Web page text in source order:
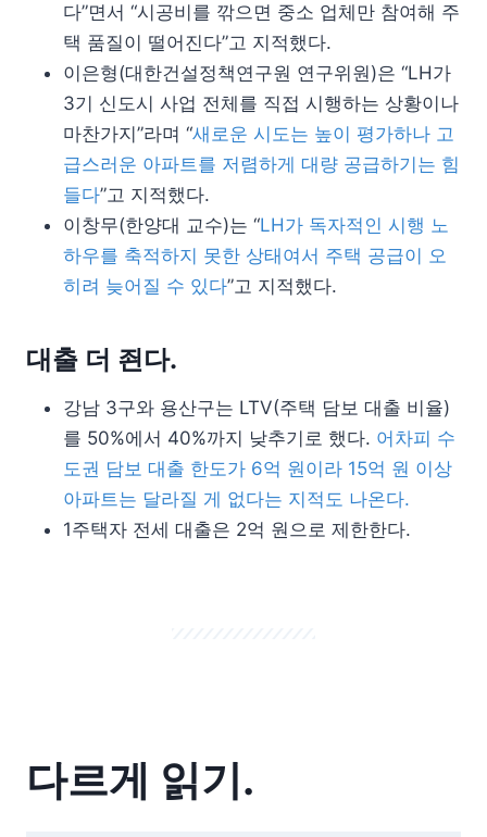
다”면서 “시공비를 깎으면 중소 업체만 참여해 주
택 품질이 떨어진다”고 지적했다.
이은형(대한건설정책연구원 연구위원)은 “LH가
3기 신도시 사업 전체를 직접 시행하는 상황이나
마찬가지”라며 “새로운 시도는 높이 평가하나 고
급스러운 아파트를 저렴하게 대량 공급하기는 힘
들다”고 지적했다.
이창무(한양대 교수)는 “LH가 독자적인 시행 노
하우를 축적하지 못한 상태여서 주택 공급이 오
히려 늦어질 수 있다”고 지적했다.
대출 더 죈다.
강남 3구와 용산구는 LTV(주택 담보 대출 비율)
를 50%에서 40%까지 낮추기로 했다. 어차피 수
도권 담보 대출 한도가 6억 원이라 15억 원 이상
아파트는 달라질 게 없다는 지적도 나온다.
1주택자 전세 대출은 2억 원으로 제한한다.
다르게 읽기.